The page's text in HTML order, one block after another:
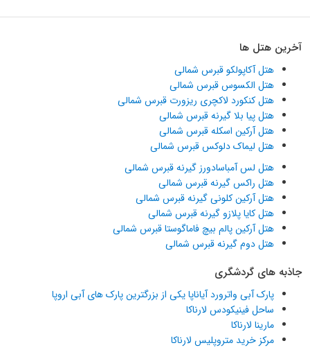
آخرین هتل ها
هتل آکاپولکو قبرس شمالی
هتل الکسوس قبرس شمالی
هتل کنکورد لاکچری ریزورت قبرس شمالی
هتل پیا بلا گیرنه قبرس شمالی
هتل آرکین اسکله قبرس شمالی
هتل لیماک دلوکس قبرس شمالی
هتل لس آمباسادورز گیرنه قبرس شمالی
هتل راکس گیرنه قبرس شمالی
هتل آرکین کلونی گیرنه قبرس شمالی
هتل کایا پلازو گیرنه قبرس شمالی
هتل آرکین پالم بیچ فاماگوستا قبرس شمالی
هتل دوم گیرنه قبرس شمالی
جاذبه های گردشگری
پارک آبی واترورد آیاناپا یکی از بزرگترین پارک های آبی اروپا
ساحل فینیکودس لارناکا
مارینا لارناکا
مرکز خرید متروپلیس لارناکا